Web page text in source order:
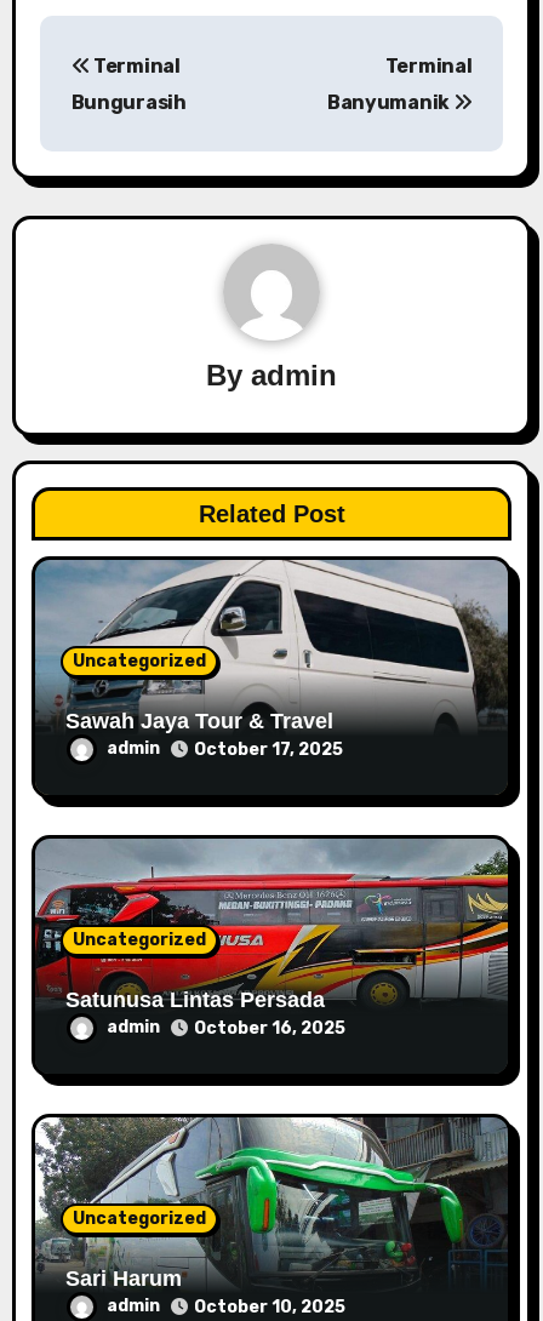
s
t
g
a
t
i
n
Terminal
Bungurasih
Terminal
Banyumanik
By admin
Related Post
Uncategorized
Sawah Jaya Tour & Travel
admin October 17, 2025
Uncategorized
Satunusa Lintas Persada
admin October 16, 2025
Uncategorized
Sari Harum
admin October 10, 2025